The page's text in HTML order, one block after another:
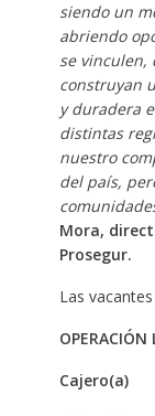
siendo un
abriendo
se vinculen,
construyan
y duradera
distintas
nuestro
del país,
Mora,
Prosegur.
Las
OPERACIÓN
Cajero(a)